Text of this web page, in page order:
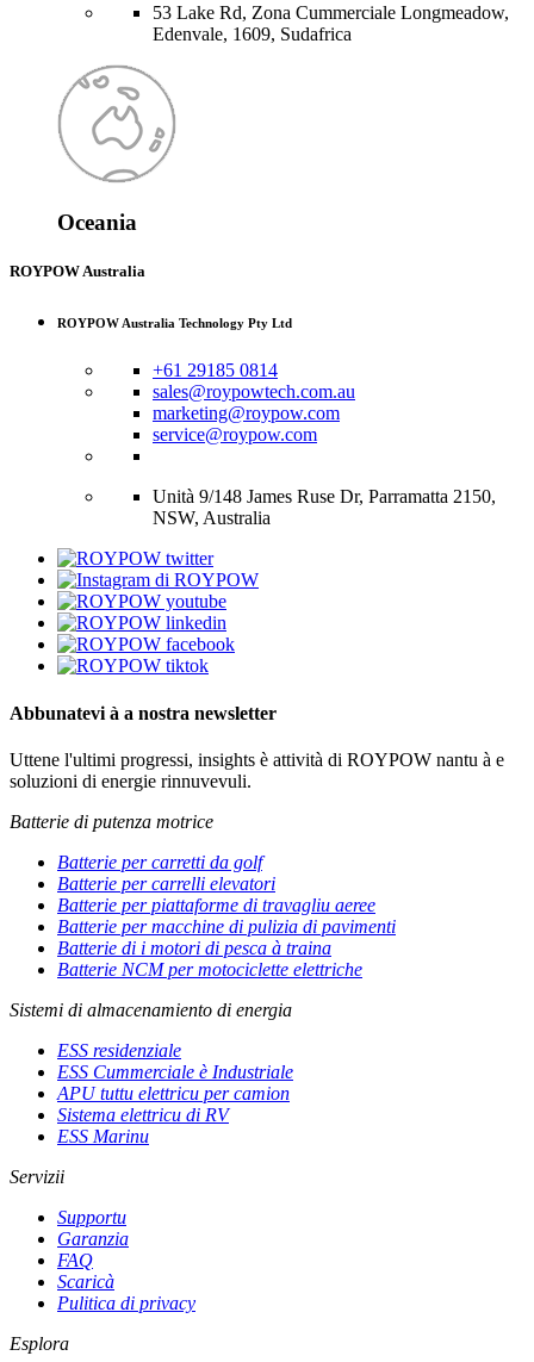
53 Lake Rd, Zona Cummerciale Longmeadow,
Edenvale, 1609, Sudafrica
Oceania
ROYPOW Australia
ROYPOW Australia Technology Pty Ltd
+61 29185 0814
sales@roypowtech.com.au
marketing@roypow.com
service@roypow.com
Unità 9/148 James Ruse Dr, Parramatta 2150,
NSW, Australia
Abbunatevi à a nostra newsletter
Uttene l'ultimi progressi, insights è attività di ROYPOW nantu à e
soluzioni di energie rinnuvevuli.
Batterie di putenza motrice
Batterie per carretti da golf
Batterie per carrelli elevatori
Batterie per piattaforme di travagliu aeree
Batterie per macchine di pulizia di pavimenti
Batterie di i motori di pesca à traina
Batterie NCM per motociclette elettriche
Sistemi di almacenamiento di energia
ESS residenziale
ESS Cummerciale è Industriale
APU tuttu elettricu per camion
Sistema elettricu di RV
ESS Marinu
Servizii
Supportu
Garanzia
FAQ
Scaricà
Pulitica di privacy
Esplora